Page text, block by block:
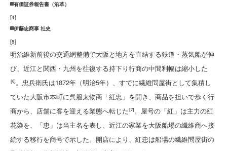
有価証券報告書（沿革）
[4]
伊藤忠商事 社史
[5]
明治維新前後の交通網整備で大阪と地方を直結する鉄道・蒸気船が伸
び、近江と関西・九州を往復する持下り行商の中間利幅は縮小した
[6]。忠兵衛氏は1872年（明治5年）、すでに繊維問屋街として集積し
ていた大阪市本町に呉服太物商「紅忠」を開き、商品を担いで歩く行
商から、店舗に客を迎える業態へ転じた[7]。屋号の「紅」は主力の紅
花染を、「忠」は当主名を表し、近江の家業を大阪船場の繊維商へ接
続する移行を商号で示した。開店により、紅忠は船場の繊維問屋街の